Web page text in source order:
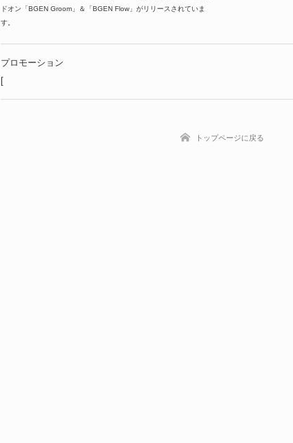
ドオン「BGEN Groom」＆「BGEN Flow」がリリースされていま
す。
プロモーション
[
トップページに戻る